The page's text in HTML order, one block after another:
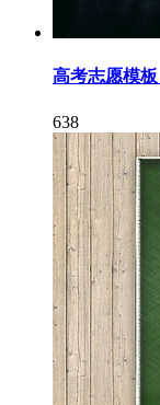
高考志愿模
638